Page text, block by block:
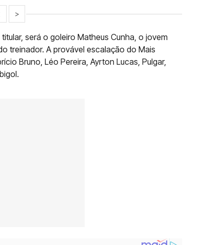
>
será o goleiro Matheus Cunha, o jovem
treinador. A provável escalação do Mais
Bruno, Léo Pereira, Ayrton Lucas, Pulgar,